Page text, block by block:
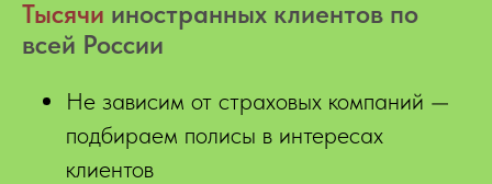
Тысячи иностранных клиентов по
всей России
Не зависим от страховых компаний —
подбираем полисы в интересах
клиентов